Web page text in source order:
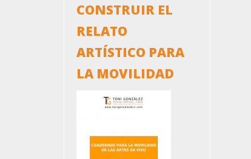
CONSTRUIR EL
RELATO
ARTÍSTICO PARA
LA MOVILIDAD